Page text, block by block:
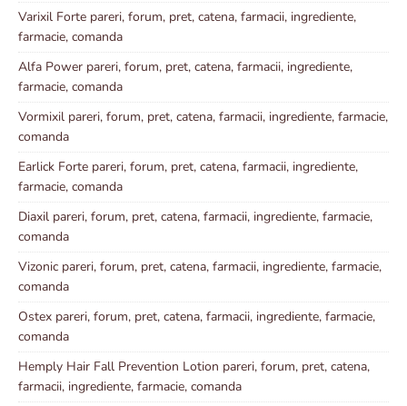
Varixil Forte pareri, forum, pret, catena, farmacii, ingrediente,
farmacie, comanda
Alfa Power pareri, forum, pret, catena, farmacii, ingrediente,
farmacie, comanda
Vormixil pareri, forum, pret, catena, farmacii, ingrediente, farmacie,
comanda
Earlick Forte pareri, forum, pret, catena, farmacii, ingrediente,
farmacie, comanda
Diaxil pareri, forum, pret, catena, farmacii, ingrediente, farmacie,
comanda
Vizonic pareri, forum, pret, catena, farmacii, ingrediente, farmacie,
comanda
Ostex pareri, forum, pret, catena, farmacii, ingrediente, farmacie,
comanda
Hemply Hair Fall Prevention Lotion pareri, forum, pret, catena,
farmacii, ingrediente, farmacie, comanda